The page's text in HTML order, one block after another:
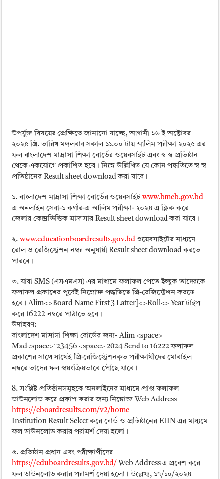
উপর্যুক্ত বিষয়ের প্রেক্ষিতে জানানো যাচ্ছে, আগামী ১৬ ই অক্টোবর
২০২৫ খ্রি. তারিখ মঙ্গলবার সকাল ১১.০০ টায় আলিম পরীক্ষা ২০২৫ এর
ফল বাংলাদেশ মাদ্রাসা শিক্ষা বোর্ডের ওয়েবসাইট এবং স্ব স্ব প্রতিষ্ঠান
থেকে একযোগে প্রকাশিত হবে। নিম্নে উল্লিখিত যে কোন পদ্ধতিতে স্ব স্ব
প্রতিষ্ঠানের Result sheet download করা যাবে।
১. বাংলাদেশ মাদ্রাসা শিক্ষা বোর্ডের ওয়েবসাইটwww.bmeb.gov.bd
এ অনলাইন সেবা-১ কর্ণার-এ আলিম পরীক্ষা- ২০২৪ এ ক্লিক করে
জেলার কেন্দ্রভিত্তিক মাদ্রাসার Result sheet download করা যাবে।
২.www.educationboardresults.gov.bd ওয়েবসাইটের মাধ্যমে
রোল ও রেজিস্ট্রেশন নম্বর অনুযায়ী Result sheet download করতে
পারবে।
৩. যারা SMS (এসএমএস) এর মাধ্যমে ফলাফল পেতে ইচ্ছুক তাদেরকে
ফলাফল প্রকাশের পূর্বেই নিম্নোক্ত পদ্ধতিতে প্রি-রেজিস্ট্রেশন করতে
হবে। Alim<>Board Name First 3 Latter]<>Roll<> Year টাইপ
করে 16222 নম্বরে পাঠাতে হবে।
উদাহরণ:
বাংলাদেশ মাদ্রাসা শিক্ষা বোর্ডের জন্য- Alim <space>
Mad<space>123456 <space> 2024 Send to 16222 ফলাফল
প্রকাশের সাথে সাথেই প্রি-রেজিস্ট্রেশনকৃত পরীক্ষার্থীদের মোবাইল
নম্বরে তাদের ফল স্বয়ংক্রিয়ভাবে পৌঁছে যাবে।
8. সংশ্লিষ্ট প্রতিষ্ঠানসমূহকে অনলাইনের মাধ্যমে প্রাপ্ত ফলাফল
ডাউনলোড করে প্রকাশ করার জন্য নিম্নোক্ত Web Address
https://eboardresults.com/v2/home
Institution Result Select করে বোর্ড ও প্রতিষ্ঠানের EIIN এর মাধ্যমে
ফল ডাউনলোড করার পরামর্শ দেয়া হলো।
৫. প্রতিষ্ঠান প্রধান এবং পরীক্ষার্থীদের
https://eduboardresults.gov.bd/ Web Address এ প্রবেশ করে
ফল ডাউনলোড করার পরামর্শ দেয়া হলো। উল্লেখ্য, ১৭/১০/২০২৪